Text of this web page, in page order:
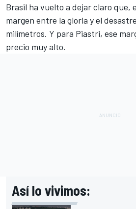
Brasil ha vuelto a dejar claro que,
margen entre la gloria y el
milímetros. Y para Piastri, ese
precio muy alto.
Así lo vivimos: